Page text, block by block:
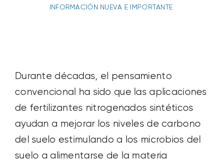
INFORMACIÓN NUEVA E IMPORTANTE
Durante décadas, el pensamiento
convencional ha sido que las aplicaciones
de fertilizantes nitrogenados sintéticos
ayudan a mejorar los niveles de carbono
del suelo estimulando a los microbios del
suelo a alimentarse de la materia